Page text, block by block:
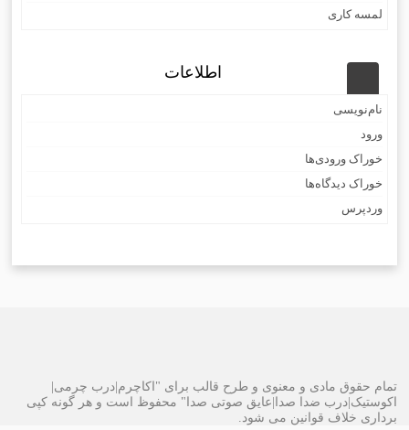
لمسه کاری
اطلاعات
نام‌نویسی
ورود
خوراک ورودی‌ها
خوراک دیدگاه‌ها
وردپرس
تمام حقوق مادی و معنوی و طرح قالب برای "اکاچرم|درب چرمی|
اکوستیک|درب ضدا صدا|عایق صوتی صدا" محفوظ است و هر گونه کپی
برداری خلاف قوانین می شود.